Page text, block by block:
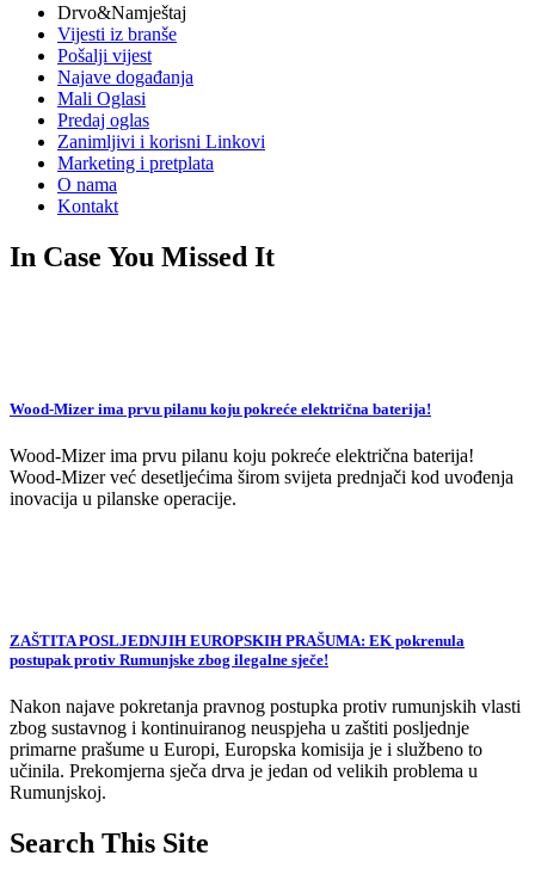
Drvo&Namještaj
Vijesti iz branše
Pošalji vijest
Najave događanja
Mali Oglasi
Predaj oglas
Zanimljivi i korisni Linkovi
Marketing i pretplata
O nama
Kontakt
In Case You Missed It
Wood-Mizer ima prvu pilanu koju pokreće električna baterija!
Wood-Mizer ima prvu pilanu koju pokreće električna baterija!
Wood-Mizer već desetljećima širom svijeta prednjači kod uvođenja
inovacija u pilanske operacije.
ZAŠTITA POSLJEDNJIH EUROPSKIH PRAŠUMA: EK pokrenula
postupak protiv Rumunjske zbog ilegalne sječe!
Nakon najave pokretanja pravnog postupka protiv rumunjskih vlasti
zbog sustavnog i kontinuiranog neuspjeha u zaštiti posljednje
primarne prašume u Europi, Europska komisija je i službeno to
učinila. Prekomjerna sječa drva je jedan od velikih problema u
Rumunjskoj.
Search This Site